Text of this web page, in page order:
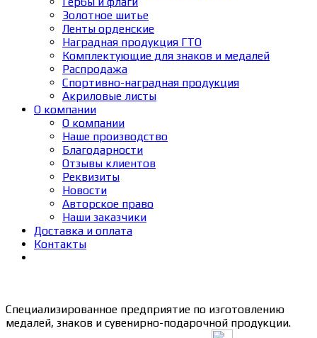
Золотное шитье
Ленты орденские
Наградная продукция ГТО
Комплектующие для знаков и медалей
Распродажа
Спортивно-наградная продукция
Акриловые листы
О компании
О компании
Наше производство
Благодарности
Отзывы клиентов
Реквизиты
Новости
Авторское право
Наши заказчики
Доставка и оплата
Контакты
Специализированное предприятие по изготовлению
медалей, знаков и сувенирно-подарочной продукции.